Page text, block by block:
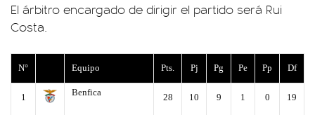
El árbitro encargado de dirigir el partido será Rui
Costa.
N° Equipo Pts. Pj Pg Pe Pp Df
1 Benfica 28 10 9 1 0 19